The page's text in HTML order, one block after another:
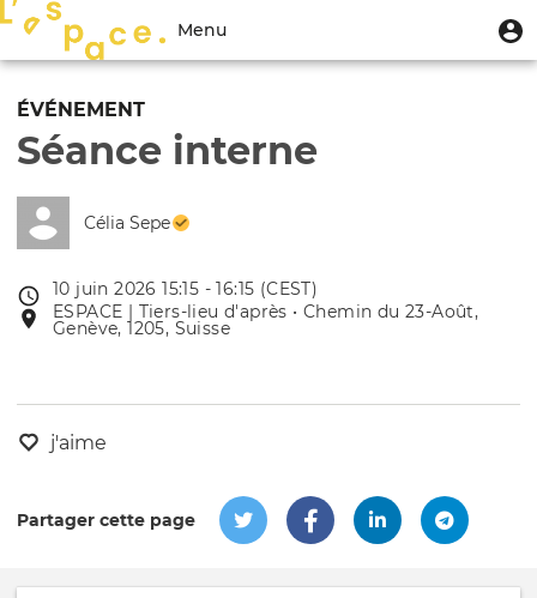
contenu
Menu
du
compte
de
l'utilisateur
Menu
Toggle
ÉVÉNEMENT
Séance interne
Célia Sepe
Date
de
l'évênement
10 juin 2026 15:15 - 16:15 (CEST)
Lieu
de
ESPACE | Tiers-lieu d'après • Chemin du 23-Août,
Genève, 1205, Suisse
j'aime
Partager cette page